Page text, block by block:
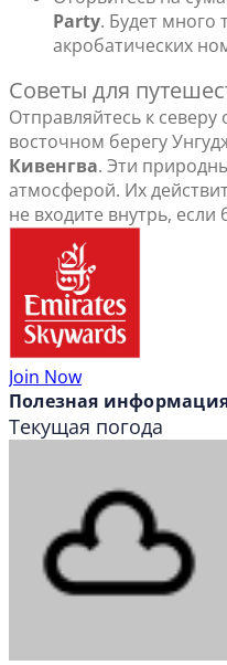
Party. Будет много
акробатических
Советы для
Отправляйтесь к северу
восточном берегу
Кивенгва. Эти
атмосферой. Их
не входите внутрь,
Join Now
Полезная
Текущая погода